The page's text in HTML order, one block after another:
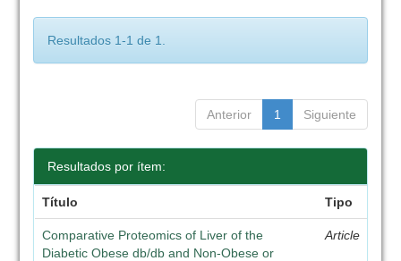
Resultados 1-1 de 1.
Anterior 1 Siguiente
Resultados por ítem:
Título Tipo
Comparative Proteomics of Liver of the
Diabetic Obese db/db and Non-Obese or
Article